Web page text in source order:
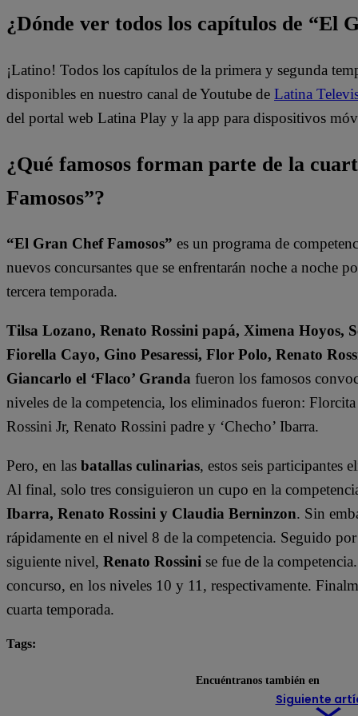
¿Dónde ver todos los capítulos de “El
¡Latino! Todos los capítulos de la primera y segunda
disponibles en nuestro canal de Youtube de Latina
del portal web Latina Play y la app para dispositivos
¿Qué famosos forman parte de la
Famosos”?
“El Gran Chef Famosos” es un programa de
nuevos concursantes que se enfrentarán noche a noche
tercera temporada.
Tilsa Lozano, Renato Rossini papá, Ximena Hoyos,
Fiorella Cayo, Gino Pesaressi, Flor Polo, Renato
Giancarlo el ‘Flaco’ Granda fueron los famosos
niveles de la competencia, los eliminados fueron:
Rossini Jr, Renato Rossini padre y ‘Checho’ Ibarra.
Pero, en las batallas culinarias, estos seis participantes
Al final, solo tres consiguieron un cupo en la
Ibarra, Renato Rossini y Claudia Berninzon. Sin
rápidamente en el nivel 8 de la competencia. Seguido
siguiente nivel, Renato Rossini se fue de la
concurso, en los niveles 10 y 11, respectivamente.
cuarta temporada.
Tags:
Siguiente
Encuéntranos también en